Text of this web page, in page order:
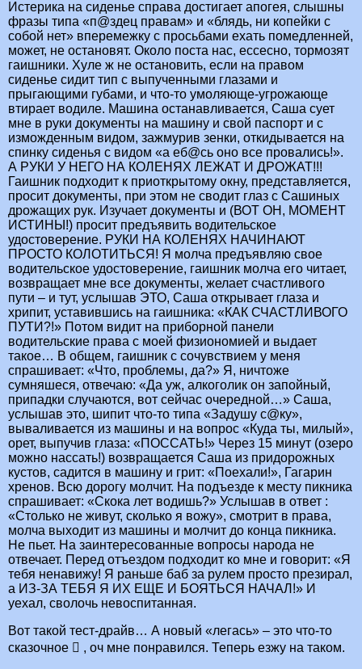
Истерика на сиденье справа достигает апогея, слышны
фразы типа «п@здец правам» и «блядь, ни копейки с
собой нет» вперемежку с просьбами ехать помедленней,
может, не остановят. Около поста нас, ессесно, тормозят
гаишники. Хуле ж не остановить, если на правом
сиденье сидит тип с выпученными глазами и
прыгающими губами, и что-то умоляюще-угрожающе
втирает водиле. Машина останавливается, Саша сует
мне в руки документы на машину и свой паспорт и с
изможденным видом, зажмурив зенки, откидывается на
спинку сиденья с видом «а еб@сь оно все провались!».
А РУКИ У НЕГО НА КОЛЕНЯХ ЛЕЖАТ И ДРОЖАТ!!!
Гаишник подходит к приоткрытому окну, представляется,
просит документы, при этом не сводит глаз с Сашиных
дрожащих рук. Изучает документы и (ВОТ ОН, МОМЕНТ
ИСТИНЫ!) просит предъявить водительское
удостоверение. РУКИ НА КОЛЕНЯХ НАЧИНАЮТ
ПРОСТО КОЛОТИТЬСЯ! Я молча предъявляю свое
водительское удостоверение, гаишник молча его читает,
возвращает мне все документы, желает счастливого
пути – и тут, услышав ЭТО, Саша открывает глаза и
хрипит, уставившись на гаишника: «КАК СЧАСТЛИВОГО
ПУТИ?!» Потом видит на приборной панели
водительские права с моей физиономией и выдает
такое… В общем, гаишник с сочувствием у меня
спрашивает: «Что, проблемы, да?» Я, ничтоже
сумняшеся, отвечаю: «Да уж, алкоголик он запойный,
припадки случаются, вот сейчас очередной…» Саша,
услышав это, шипит что-то типа «Задушу с@ку»,
вываливается из машины и на вопрос «Куда ты, милый»,
орет, выпучив глаза: «ПОССАТЬ!» Через 15 минут (озеро
можно нассать!) возвращается Саша из придорожных
кустов, садится в машину и грит: «Поехали!», Гагарин
хренов. Всю дорогу молчит. На подъезде к месту пикника
спрашивает: «Скока лет водишь?» Услышав в ответ :
«Столько не живут, сколько я вожу», смотрит в права,
молча выходит из машины и молчит до конца пикника.
Не пьет. На заинтересованные вопросы народа не
отвечает. Перед отъездом подходит ко мне и говорит: «Я
тебя ненавижу! Я раньше баб за рулем просто презирал,
а ИЗ-ЗА ТЕБЯ Я ИХ ЕЩЕ И БОЯТЬСЯ НАЧАЛ!» И
уехал, сволочь невоспитанная.
Вот такой тест-драйв… А новый «легась» – это что-то
сказочное  , оч мне понравился. Теперь езжу на таком.